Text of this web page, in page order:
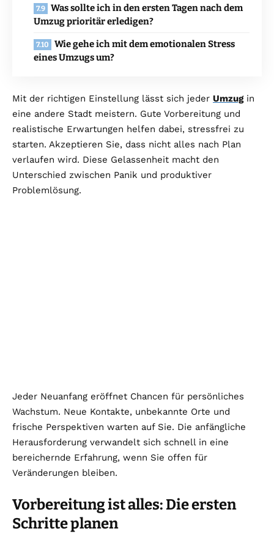
Was sollte ich in den ersten Tagen nach dem
Umzug prioritär erledigen?
Wie gehe ich mit dem emotionalen Stress
eines Umzugs um?
Mit der richtigen Einstellung lässt sich jeder Umzugin
eine andere Stadt meistern. Gute Vorbereitung und
realistische Erwartungen helfen dabei, stressfrei zu
starten. Akzeptieren Sie, dass nicht alles nach Plan
verlaufen wird. Diese Gelassenheit macht den
Unterschied zwischen Panik und produktiver
Problemlösung.
Jeder Neuanfang eröffnet Chancen für persönliches
Wachstum. Neue Kontakte, unbekannte Orte und
frische Perspektiven warten auf Sie. Die anfängliche
Herausforderung verwandelt sich schnell in eine
bereichernde Erfahrung, wenn Sie offen für
Veränderungen bleiben.
Vorbereitung ist alles: Die ersten
Schritte planen